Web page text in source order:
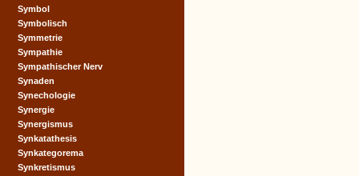
Symbol
Symbolisch
Symmetrie
Sympathie
Sympathischer Nerv
Synaden
Synechologie
Synergie
Synergismus
Synkatathesis
Synkategorema
Synkretismus